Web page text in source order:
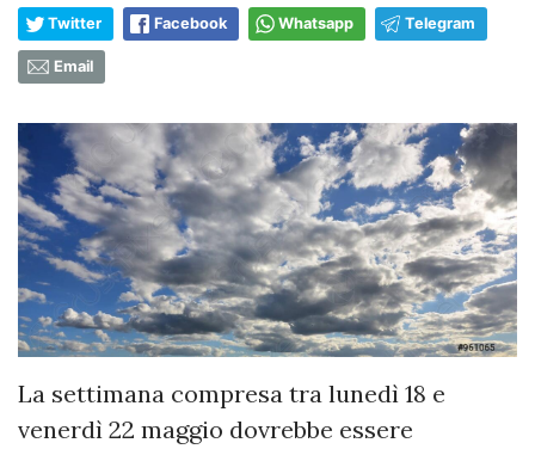
Twitter Facebook Whatsapp Telegram
Email
La settimana compresa tra lunedì 18 e
venerdì 22 maggio dovrebbe essere